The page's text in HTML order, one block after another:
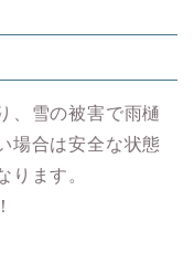
、雪の被害で雨樋
場合は安全な状態
ります。